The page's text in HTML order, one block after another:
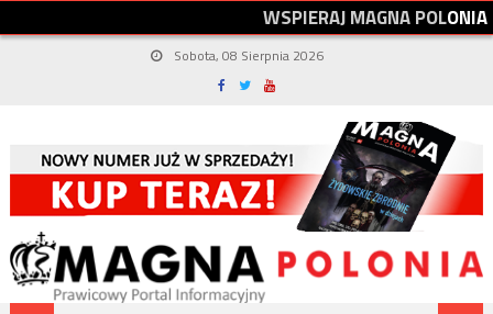
WSPIERAJMAGNAPOLONIA
Sobota, 08 Sierpnia 2026